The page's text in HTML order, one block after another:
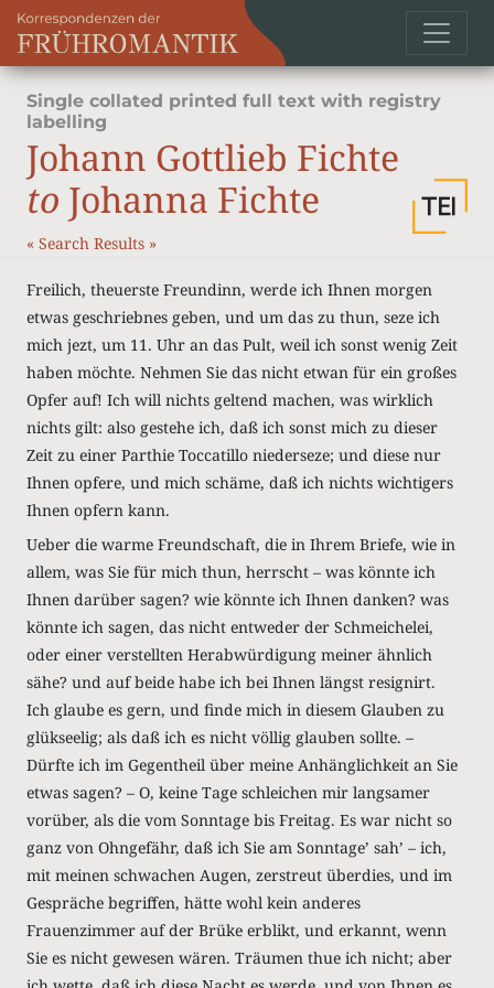
Single collated printed full text with registry
labelling
Johann Gottlieb Fichte
to Johanna Fichte
« Search Results »
Freilich, theuerste Freundinn, werde ich Ihnen morgen
etwas geschriebnes geben, und um das zu thun, seze ich
mich jezt, um 11. Uhr an das Pult, weil ich sonst wenig Zeit
haben möchte. Nehmen Sie das nicht etwan für ein großes
Opfer auf! Ich will nichts geltend machen, was wirklich
nichts gilt: also gestehe ich, daß ich sonst mich zu dieser
Zeit zu einer Parthie Toccatillo niederseze; und diese nur
Ihnen opfere, und mich schäme, daß ich nichts wichtigers
Ihnen opfern kann.
Ueber die warme Freundschaft, die in Ihrem Briefe, wie in
allem, was Sie für mich thun, herrscht – was könnte ich
Ihnen darüber sagen? wie könnte ich Ihnen danken? was
könnte ich sagen, das nicht entweder der Schmeichelei,
oder einer verstellten Herabwürdigung meiner ähnlich
sähe? und auf beide habe ich bei Ihnen längst resignirt.
Ich glaube es gern, und finde mich in diesem Glauben zu
glükseelig; als daß ich es nicht völlig glauben sollte. –
Dürfte ich im Gegentheil über meine Anhänglichkeit an Sie
etwas sagen? – O, keine Tage schleichen mir langsamer
vorüber, als die vom Sonntage bis Freitag. Es war nicht so
ganz von Ohngefähr, daß ich Sie am Sonntage’ sah’ – ich,
mit meinen schwachen Augen, zerstreut überdies, und im
Gespräche begriffen, hätte wohl kein anderes
Frauenzimmer auf der Brüke erblikt, und erkannt, wenn
Sie es nicht gewesen wären. Träumen thue ich nicht; aber